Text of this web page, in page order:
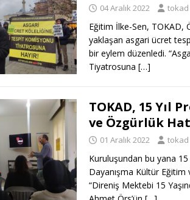
04 Aralık 2022 tokad
Eğitim İlke-Sen, TOKAD,
yaklaşan asgari ücret
bir eylem düzenledi.
Tiyatrosuna […]
TOKAD, 15 Yıl
ve Özgürlük
01 Aralık 2022 tokad
Kuruluşundan bu yana
Dayanışma Kültür
“Direniş Mektebi 15